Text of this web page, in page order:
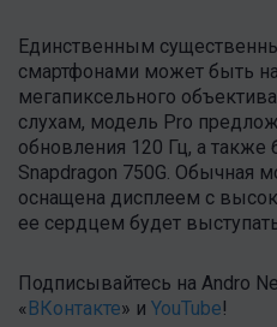
Единственным
смартфонами может быть
мегапиксельного
слухам, модель Pro
обновления 120 Гц, а также
Snapdragon 750G. Обычная
оснащена дисплеем с
ее сердцем будет
Подписывайтесь на Andro
« ВКонтакте» и YouTube!